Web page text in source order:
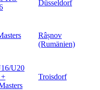
Düsseldorf
Râșnov
(Rumänien)
U20
+
Troisdorf